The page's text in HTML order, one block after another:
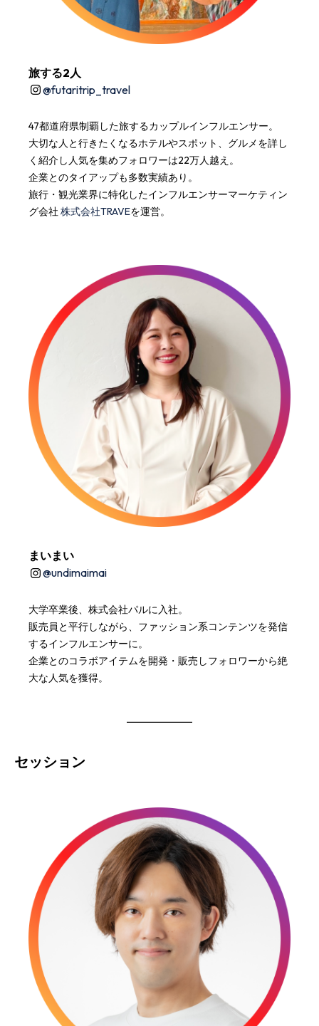
旅する2人
@futaritrip_travel
47都道府県制覇した旅するカップルインフルエンサー。
大切な人と行きたくなるホテルやスポット、グルメを詳し
く紹介し人気を集めフォロワーは22万人越え。
企業とのタイアップも多数実績あり。
旅行・観光業界に特化したインフルエンサーマーケティン
グ会社 株式会社TRAVEを運営。
まいまい
@undimaimai
大学卒業後、株式会社パルに入社。
販売員と平行しながら、ファッション系コンテンツを発信
するインフルエンサーに。
企業とのコラボアイテムを開発・販売しフォロワーから絶
大な人気を獲得。
セッション